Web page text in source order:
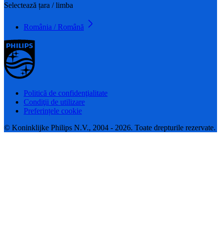
Selectează țara / limba
România / Română
Politică de confidenţialitate
Condiţii de utilizare
Preferințele cookie
© Koninklijke Philips N.V., 2004 - 2026. Toate drepturile rezervate.